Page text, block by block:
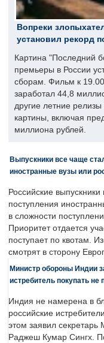
Вопреки
установил рекорд
Картина "Последний
премьеры в России
сборам. Фильм к
заработал 44,8
другие летние
картины, включая
миллиона рублей.
Выпускники все чаще
иностранные вузы или
Российские
поступления
в сложности
Приоритет отдается
поступает по квотам.
смотрят в сторону
Министр обороны Индии
истребитель покупать не
Индия не намерена в
российские
этом заявил
Раджеш Кумар Сингх.